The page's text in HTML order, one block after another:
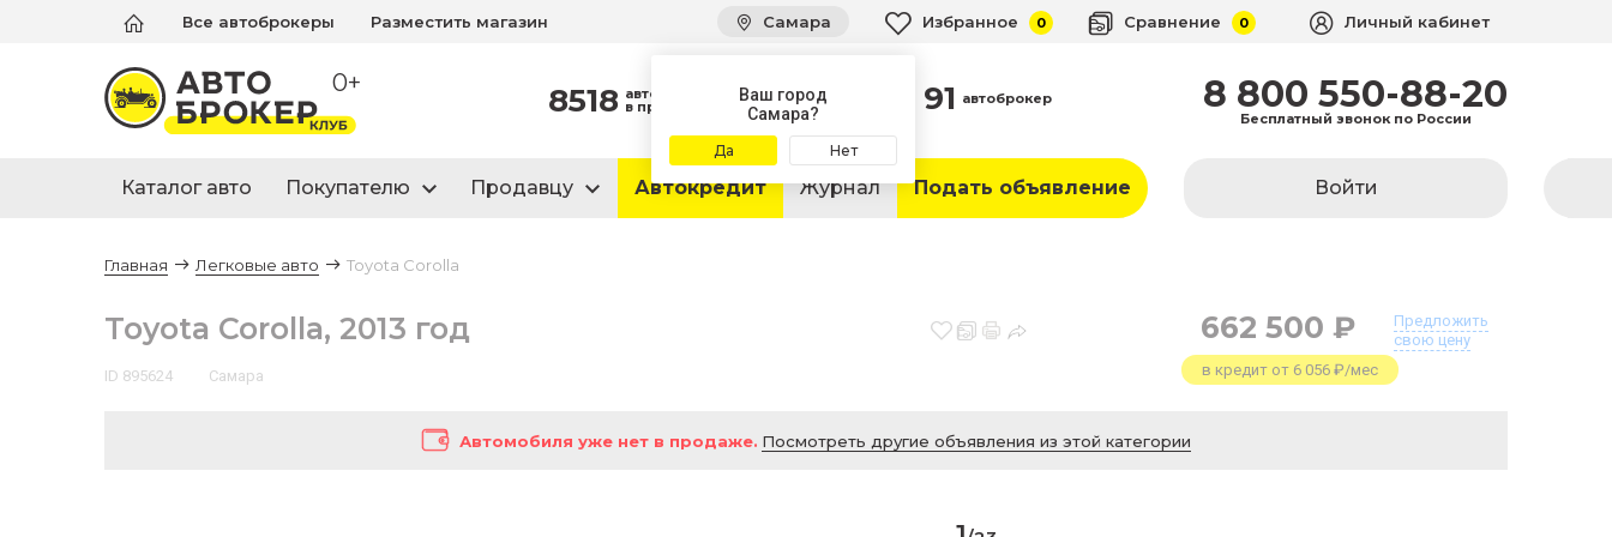
Все автоброкеры Разместить магазин Самара
Ваш город
Самара?
Да Нет
Избранное 0 Сравнение 0 Личный кабинет
0+ 8518 автомобилей
в продаже 91 автоброкер 8 800 550-88-20
Бесплатный звонок по России
Каталог авто Покупателю Продавцу Автокредит Журнал Подать объявление Войти
Главная Легковые авто Toyota Corolla
Toyota Corolla, 2013 год
ID 895624 Самара
662 500 ₽
Предложить
свою цену
в кредит от 6 056 ₽/мес
Автомобиля уже нет в продаже. Посмотреть другие объявления из этой категории